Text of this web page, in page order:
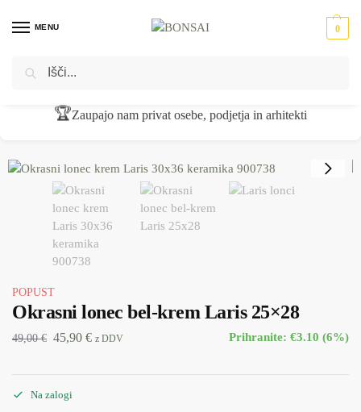
MENU 0
Domov Okrasni lonci - cvetlična korita
🏆Zaupajo nam privat osebe, podjetja in arhitekti
POPUST
Okrasni lonec bel-krem Laris 25×28
49,00€ 45,90 € z DDV Prihranite: €3.10 (6%)
Na zalogi